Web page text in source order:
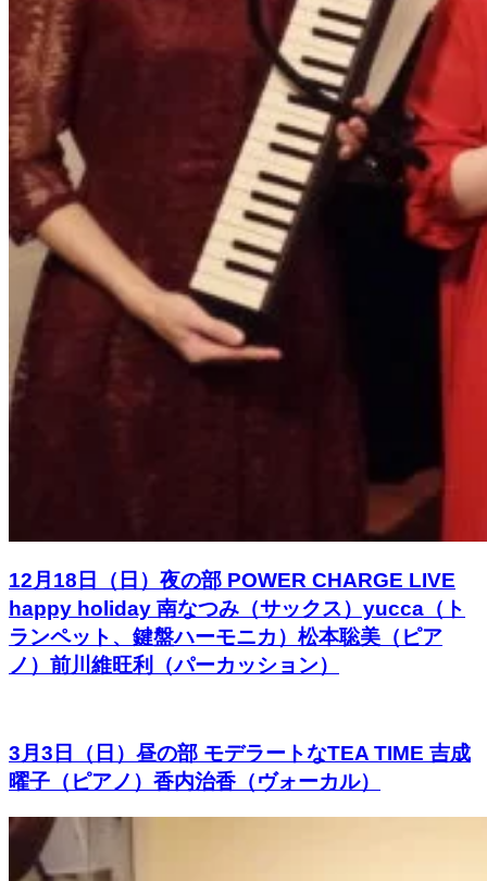
12月18日（日）夜の部 POWER CHARGE LIVE
happy holiday 南なつみ（サックス）yucca（ト
ランペット、鍵盤ハーモニカ）松本聡美（ピア
ノ）前川維旺利（パーカッション）
3月3日（日）昼の部 モデラートなTEA TIME 吉成
曜子（ピアノ）香内治香（ヴォーカル）